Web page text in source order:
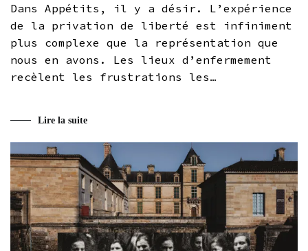
Dans Appétits, il y a désir. L’expérience
de la privation de liberté est infiniment
plus complexe que la représentation que
nous en avons. Les lieux d’enfermement
recèlent les frustrations les…
Lire la suite